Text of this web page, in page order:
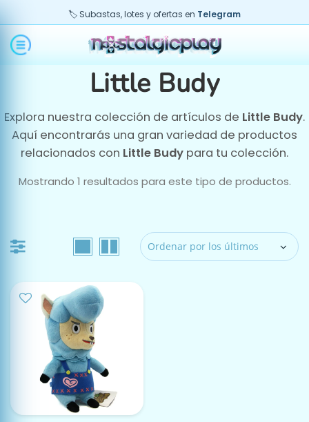
🏷️ Subastas, lotes y ofertas en Telegram
Little Budy
Explora nuestra colección de artículos de Little Budy.
Aquí encontrarás una gran variedad de productos
relacionados con Little Budy para tu colección.
Mostrando 1 resultados para este tipo de productos.